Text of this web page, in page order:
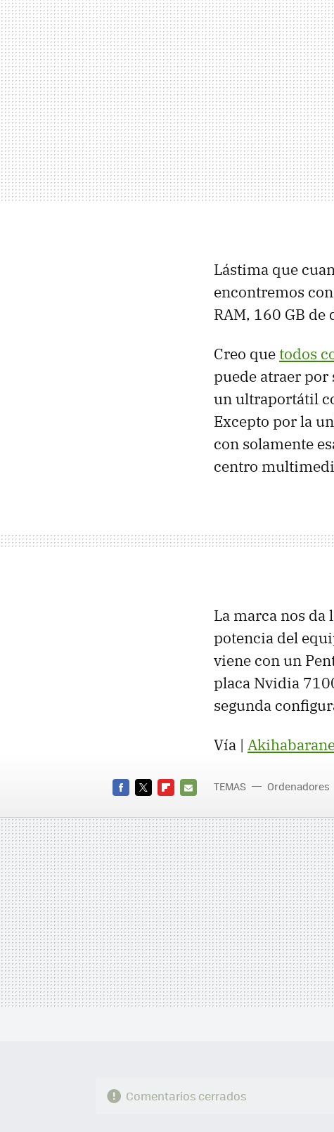
Lástima que
encontremos
RAM, 160 GB de
Creo quetodos
puede atraer
un ultraportátil
Excepto por la
con solamente
centro
La marca nos
potencia del
viene con un
placa Nvidia
segunda
Vía |
MAIL
TEMAS Ordenadores
Comentarios cerrados